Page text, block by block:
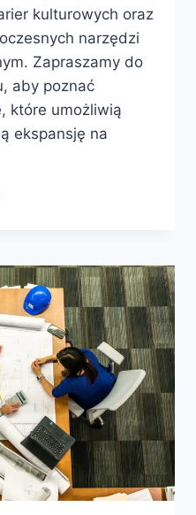
kulturowych oraz
narzędzi
Zapraszamy do
aby poznać
które umożliwią
ekspansję na